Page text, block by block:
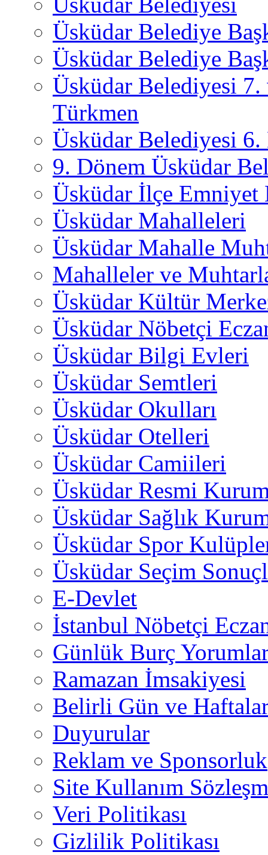
Üsküdar Belediye
Üsküdar Belediye
Üsküdar Belediyesi
Türkmen
Üsküdar Belediyesi 6.
9. Dönem Üsküdar
Üsküdar İlçe
Üsküdar Mahalleleri
Üsküdar Mahalle
Mahalleler ve
Üsküdar Kültür
Üsküdar Nöbetçi
Üsküdar Bilgi Evleri
Üsküdar Semtleri
Üsküdar Okulları
Üsküdar Otelleri
Üsküdar Camiileri
Üsküdar Resmi
Üsküdar Sağlık
Üsküdar Spor
Üsküdar Seçim
E-Devlet
İstanbul Nöbetçi
Günlük Burç
Ramazan İmsakiyesi
Belirli Gün ve
Duyurular
Reklam ve Sponsorluk
Site Kullanım
Veri Politikası
Gizlilik Politikası